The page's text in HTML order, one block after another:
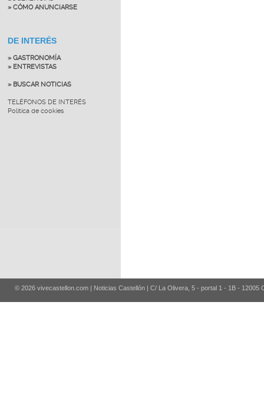
» CÓMO ANUNCIARSE
DE INTERÉS
» GASTRONOMÍA
» ENTREVISTAS
» BUSCAR NOTICIAS
TELÉFONOS DE INTERÉS
Política de cookies
© 2026 vivecastellon.com | Noticias Castellón | C/ La Olivera, 5 - portal 1 - 1B - 12005